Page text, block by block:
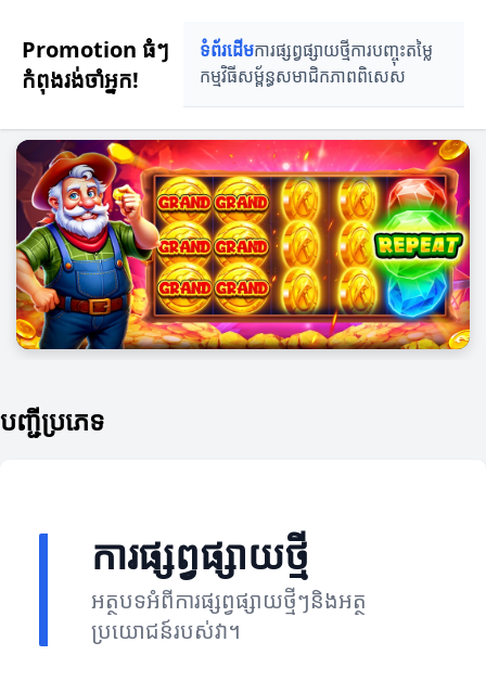
Promotion ធំៗ
កំពុងរង់ចាំអ្នក!
ទំព័រដើមការផ្សព្វផ្សាយថ្មីការបញ្ចុះតម្លៃ
កម្មវិធីសម្ព័ន្ធសមាជិកភាពពិសេស
បញ្ជីប្រភេទ
ការផ្សព្វផ្សាយថ្មី
អត្ថបទអំពីការផ្សព្វផ្សាយថ្មីៗនិងអត្ថ
ប្រយោជន៍របស់វា។